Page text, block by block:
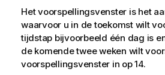
Het voorspellingsvenster is het
waarvoor u in de toekomst wilt
tijdstap bijvoorbeeld één dag is
de komende twee weken wilt
voorspellingsvenster in op 14.